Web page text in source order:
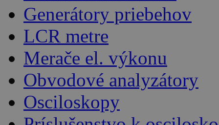
Generátory priebehov
LCR metre
Merače el. výkonu
Obvodové analyzátory
Osciloskopy